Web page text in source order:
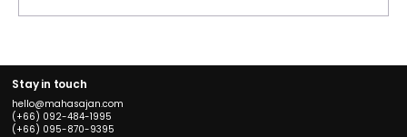
แนวทางการเลือก Branding Agency ที่
เหมาะสมกับธุรกิจของคุณ
Stay in touch
hello@mahasajan.com
(+66) 092-484-1995
(+66) 095-870-9395